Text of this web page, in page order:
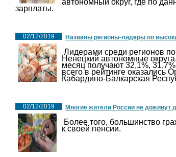
автономный округ, где по
зарплаты.
02/12/2019 Названы регионы-лидеры по
Лидерами среди регионов
Hенецкий автономные
месяц получают 32,1%,
всего в рейтинге оказались
Кабардино-Балкарская
02/12/2019 Многие жители России не доживут
Более того, большинство
к своей пенсии.